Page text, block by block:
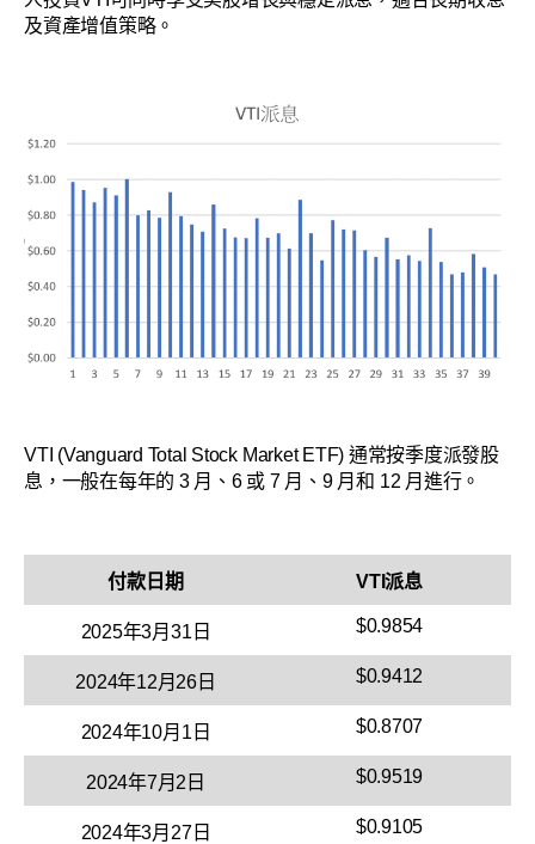
及資產增值策略。
VTI (Vanguard Total Stock Market ETF) 通常按季度派發股
息，一般在每年的 3 月、6 或 7 月、9 月和 12 月進行。
付款日期 VTI派息
2025年3月31日 $0.9854
2024年12月26日 $0.9412
2024年10月1日 $0.8707
2024年7月2日 $0.9519
2024年3月27日 $0.9105